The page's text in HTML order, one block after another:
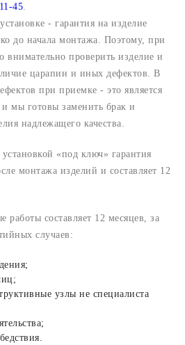
45
- гарантия на изделие
до начала монтажа. Поэтому, при
внимательно проверить изделие и
царапин и иных дефектов. В
при приемке - это является
мы готовы заменить брак и
надлежащего качества.
«под ключ» гарантия
монтажа изделий и составляет 12
работы составляет 12 месяцев, за
случаев:
узлы не специалиста